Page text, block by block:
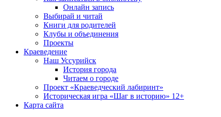
Онлайн запись
Выбирай и читай
Книги для родителей
Клубы и объединения
Проекты
Краеведение
Наш Уссурийск
История города
Читаем о городе
Проект «Краеведческий лабиринт»
Историческая игра «Шаг в историю» 12+
Карта сайта